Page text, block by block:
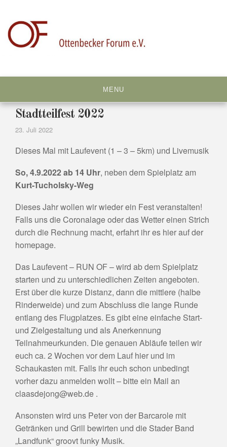
content
MENU
Stadtteilfest 2022
23. Juli 2022
Dieses Mal mit Laufevent (1 – 3 – 5km) und Livemusik
So, 4.9.2022 ab 14 Uhr, neben dem Spielplatz am
Kurt-Tucholsky-Weg
Dieses Jahr wollen wir wieder ein Fest veranstalten!
Falls uns die Coronalage oder das Wetter einen Strich
durch die Rechnung macht, erfahrt ihr es hier auf der
homepage.
Das Laufevent – RUN OF – wird ab dem Spielplatz
starten und zu unterschiedlichen Zeiten angeboten.
Erst über die kurze Distanz, dann die mittlere (halbe
Rinderweide) und zum Abschluss die lange Runde
entlang des Flugplatzes. Es gibt eine einfache Start-
und Zielgestaltung und als Anerkennung
Teilnahmeurkunden. Die genauen Abläufe teilen wir
euch ca. 2 Wochen vor dem Lauf hier und im
Schaukasten mit. Falls ihr euch schon unbedingt
vorher dazu anmelden wollt – bitte ein Mail an
claasdejong@web.de .
Ansonsten wird uns Peter von der Barcarole mit
Getränken und Grill bewirten und die Stader Band
„Landfunk“ groovt funky Musik.